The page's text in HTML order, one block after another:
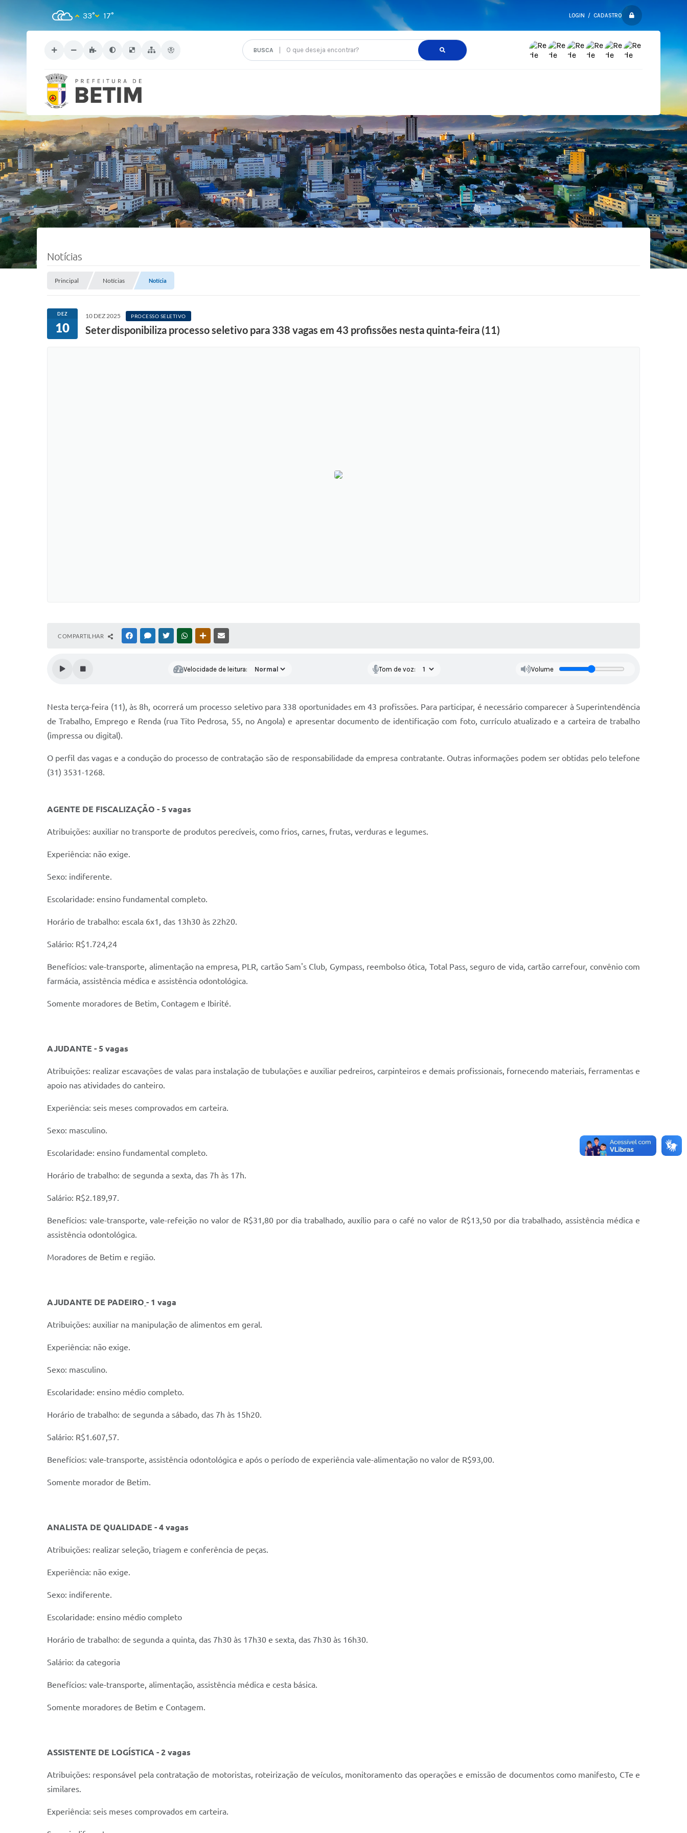
LOGIN / CADASTRO
O que deseja encontrar?
33° 17°
Notícias
Principal Notícias Notícia
DEZ
10
10 DEZ 2025 PROCESSO SELETIVO
Seter disponibiliza processo seletivo para 338 vagas em 43 profissões nesta quinta-feira (11)
COMPARTILHAR FACEBOOKMESSENGER
TWITTERWHATSAPPOUTRAS MÍDIAS
Velocidade de leitura: Tom de voz: Volume
Nesta terça-feira (11), às 8h, ocorrerá um processo seletivo para 338 oportunidades em 43 profissões. Para participar, é necessário comparecer à Superintendência
de Trabalho, Emprego e Renda (rua Tito Pedrosa, 55, no Angola) e apresentar documento de identificação com foto, currículo atualizado e a carteira de trabalho
(impressa ou digital).
O perfil das vagas e a condução do processo de contratação são de responsabilidade da empresa contratante. Outras informações podem ser obtidas pelo telefone
(31) 3531-1268.
AGENTE DE FISCALIZAÇÃO - 5 vagas
Atribuições: auxiliar no transporte de produtos perecíveis, como frios, carnes, frutas, verduras e legumes.
Experiência: não exige.
Sexo: indiferente.
Escolaridade: ensino fundamental completo.
Horário de trabalho: escala 6x1, das 13h30 às 22h20.
Salário: R$1.724,24
Benefícios: vale-transporte, alimentação na empresa, PLR, cartão Sam's Club, Gympass, reembolso ótica, Total Pass, seguro de vida, cartão carrefour, convênio com
farmácia, assistência médica e assistência odontológica.
Somente moradores de Betim, Contagem e Ibirité.
AJUDANTE - 5 vagas
Atribuições: realizar escavações de valas para instalação de tubulações e auxiliar pedreiros, carpinteiros e demais profissionais, fornecendo materiais, ferramentas e
apoio nas atividades do canteiro.
Experiência: seis meses comprovados em carteira.
Sexo: masculino.
Escolaridade: ensino fundamental completo.
Horário de trabalho: de segunda a sexta, das 7h às 17h.
Salário: R$2.189,97.
Benefícios: vale-transporte, vale-refeição no valor de R$31,80 por dia trabalhado, auxílio para o café no valor de R$13,50 por dia trabalhado, assistência médica e
assistência odontológica.
Moradores de Betim e região.
AJUDANTE DE PADEIRO - 1 vaga
Atribuições: auxiliar na manipulação de alimentos em geral.
Experiência: não exige.
Sexo: masculino.
Escolaridade: ensino médio completo.
Horário de trabalho: de segunda a sábado, das 7h às 15h20.
Salário: R$1.607,57.
Benefícios: vale-transporte, assistência odontológica e após o período de experiência vale-alimentação no valor de R$93,00.
Somente morador de Betim.
ANALISTA DE QUALIDADE - 4 vagas
Atribuições: realizar seleção, triagem e conferência de peças.
Experiência: não exige.
Sexo: indiferente.
Escolaridade: ensino médio completo
Horário de trabalho: de segunda a quinta, das 7h30 às 17h30 e sexta, das 7h30 às 16h30.
Salário: da categoria
Benefícios: vale-transporte, alimentação, assistência médica e cesta básica.
Somente moradores de Betim e Contagem.
ASSISTENTE DE LOGÍSTICA - 2 vagas
Atribuições: responsável pela contratação de motoristas, roteirização de veículos, monitoramento das operações e emissão de documentos como manifesto, CTe e
similares.
Experiência: seis meses comprovados em carteira.